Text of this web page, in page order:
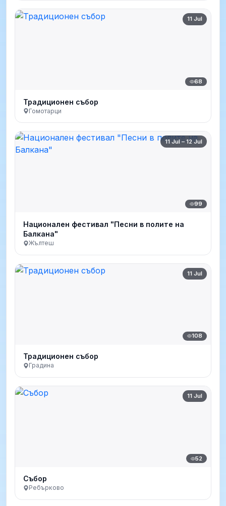
11 Jul
68
Традиционен събор
Гомотарци
11 Jul – 12 Jul
99
Национален фестивал "Песни в полите на
Балкана"
Жълтеш
11 Jul
108
Традиционен събор
Градина
11 Jul
52
Събор
Ребърково